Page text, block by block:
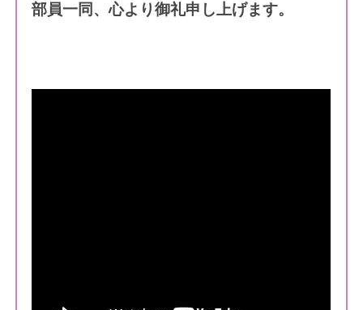
部員一同、心より御礼申し上げます。